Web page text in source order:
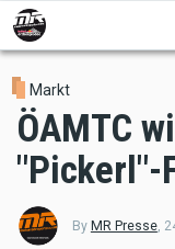
Skip
to
main
content
Markt
ÖAMTC
"Pickerl"-
By MR Presse,